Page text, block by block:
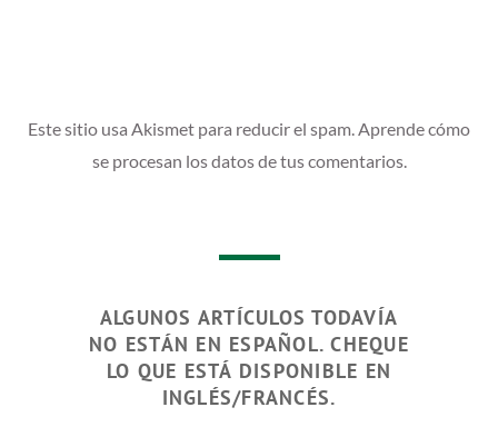
Este sitio usa Akismet para reducir el spam.Aprende cómo
se procesan los datos de tus comentarios.
ALGUNOS ARTÍCULOS TODAVÍA
NO ESTÁN EN ESPAÑOL. CHEQUE
LO QUE ESTÁ DISPONIBLE EN
INGLÉS/FRANCÉS.